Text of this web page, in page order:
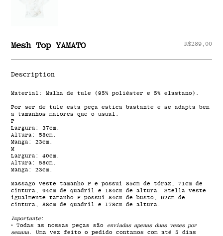
Mesh Top YAMATO R$289,00
Description
Material: Malha de tule (95% poliéster e 5% elastano).
Por ser de tule esta peça estica bastante e se adapta bem
a tamanhos maiores que o usual.
P
Largura: 37cm.
Altura: 58cm.
Manga: 23cm.
M
Largura: 40cm.
Altura: 58cm.
Manga: 23cm.
Massago veste tamanho P e possui 85cm de tórax, 71cm de
cintura, 94cm de quadril e 184cm de altura. Stella veste
igualmente tamanho P possui 84cm de busto, 62cm de
cintura, 88cm de quadril e 178cm de altura.
Importante:
◦ Todas as nossas peças são enviadas apenas duas vezes por
semana . Uma vez feito o pedido contamos com até 5 dias